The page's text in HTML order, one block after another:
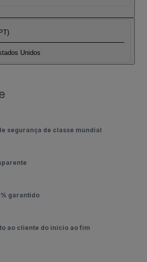
Unidos
segurança de classe mundial
garantido
ao cliente do início ao fim